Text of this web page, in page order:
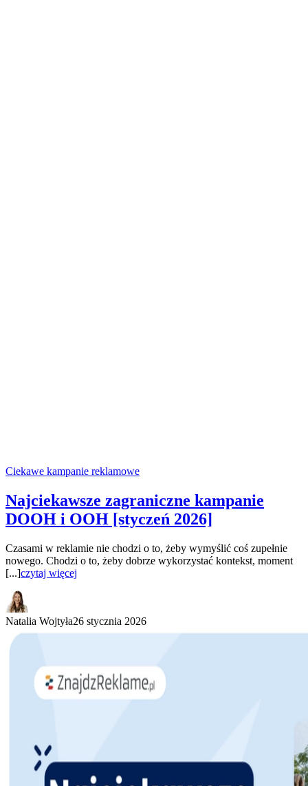
Ciekawe kampanie reklamowe
Najciekawsze zagraniczne kampanie
DOOH i OOH [styczeń 2026]
Czasami w reklamie nie chodzi o to, żeby wymyślić coś zupełnie
nowego. Chodzi o to, żeby dobrze wykorzystać kontekst, moment
[...]czytaj więcej
Natalia Wojtyła26 stycznia 2026